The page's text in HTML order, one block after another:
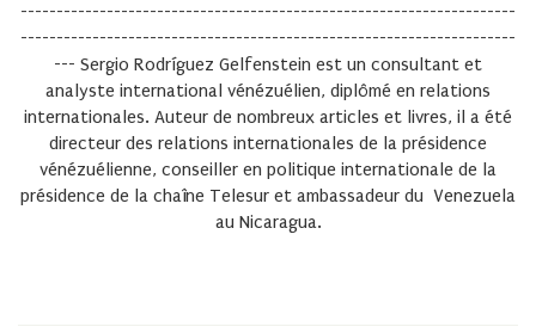
---------------------------------------------------------------------
---------------------------------------------------------------------
--- Sergio Rodríguez Gelfenstein est un consultant et
analyste international vénézuélien, diplômé en relations
internationales. Auteur de nombreux articles et livres, il a été
directeur des relations internationales de la présidence
vénézuélienne, conseiller en politique internationale de la
présidence de la chaîne Telesur et ambassadeur du Venezuela
au Nicaragua.